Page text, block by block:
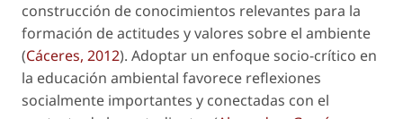
construcción de conocimientos relevantes para la
formación de actitudes y valores sobre el ambiente
(Cáceres, 2012). Adoptar un enfoque socio-crítico en
la educación ambiental favorece reflexiones
socialmente importantes y conectadas con el